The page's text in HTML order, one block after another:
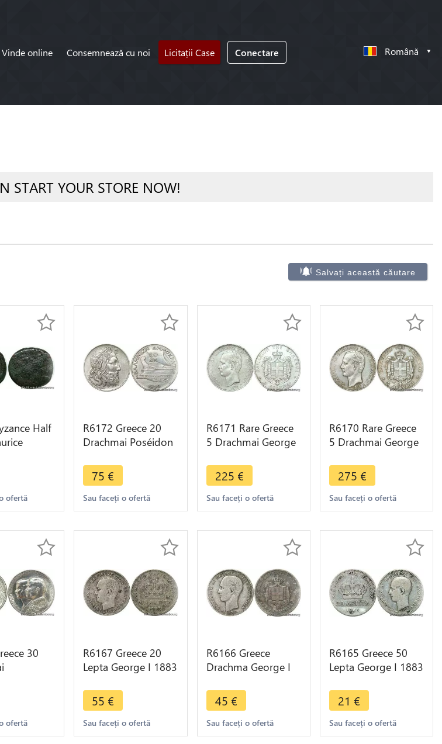
Vinde online Consemnează cu noi Licitații Case Conectare Română
START YOUR STORE NOW!
Salvați această căutare
Half
> Make
ofertă
R6172 Greece 20
Drachmai Poséidon
Make offer
75 €
Sau faceți o ofertă
R6171 Rare Greece
5 Drachmai George
-> Make offer
225 €
Sau faceți o ofertă
R6170 Rare Greece
5 Drachmai George
-> Make offer
275 €
Sau faceți o ofertă
30
offer
ofertă
R6167 Greece 20
Lepta George I 1883
-> Make offer
55 €
Sau faceți o ofertă
R6166 Greece
Drachma George I
> Make offer
45 €
Sau faceți o ofertă
R6165 Greece 50
Lepta George I 1883
Make offer
21 €
Sau faceți o ofertă